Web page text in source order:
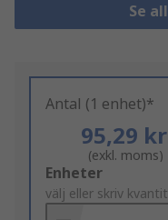
Se
Antal (1 enhet)*
95,29 kr
(exkl. moms)
Add
to
Enheter
välj eller skriv